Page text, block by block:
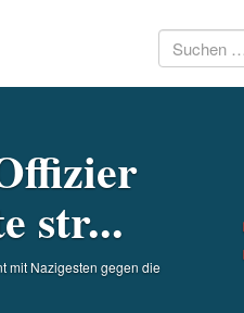
Suchen
str...
mit Nazigesten gegen die